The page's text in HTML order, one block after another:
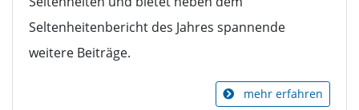
Seltenheitenbericht des Jahres spannende
weitere Beiträge.
mehr erfahren